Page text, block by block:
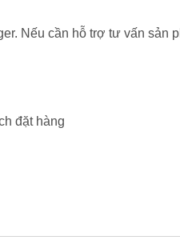
Nếu cần hỗ trợ tư vấn sản
đặt hàng